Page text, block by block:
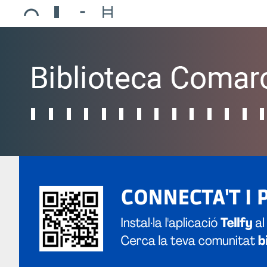
Ajuntament de Mollerussa
Biblioteca Comarcal Jaume Vila
Piscines de Mollerussa